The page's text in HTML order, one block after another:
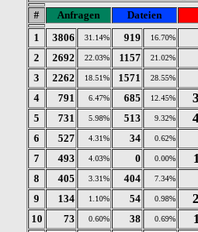
# Anfragen
Dateien
1
3806 31.14% 919 16.70%
2 2692 22.03% 1157 21.02%
3 2262 18.51% 1571 28.55%
4 791 6.47% 685 12.45%
5 731 5.98% 513 9.32%
6 527 4.31% 34 0.62%
7 493 4.03% 0 0.00%
8 405 3.31% 404 7.34%
9 134 1.10% 54 0.98%
10 73 0.60% 38 0.69%